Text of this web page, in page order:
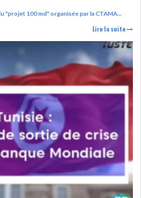
DIVERS
L’ATB RENFORCE SON
ENGAGEMENT AUPRÈS DES...
"projet 100 md" organisée par la CTAMA...
Lire la suite